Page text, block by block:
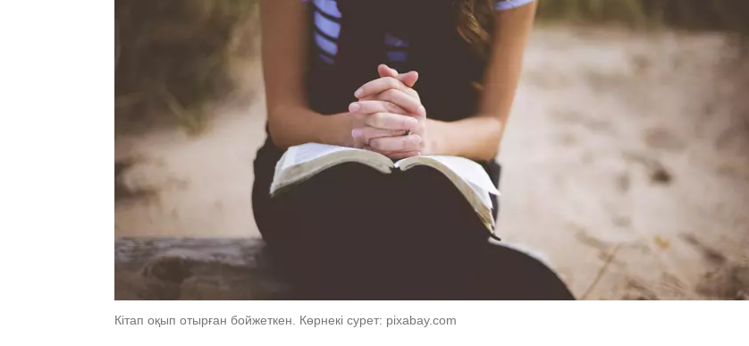
Кітап оқып отырған бойжеткен. Көрнекі сурет: pixabay.com